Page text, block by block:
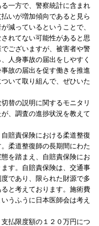
一方で、警察統計に含まれ
いが増加傾向であると見ら
減っているということで、
れてない可能性があると思
ございますが、被害者や警
人身事故の届出をしやすく
故の届出を促す働きを推進
いて取り組んで、ぜひいた
替の説明に関するモニタリ
、調査の進捗状況を教えて
賠責保険における柔道整復
柔道整復師の長期間にわた
を踏まえ、自賠責保険にお
す。自賠責保険は、交通事
であり、限られた財源で多
と考えております。施術費
うふうに日本医師会は考え
払限度額の１２０万円につ